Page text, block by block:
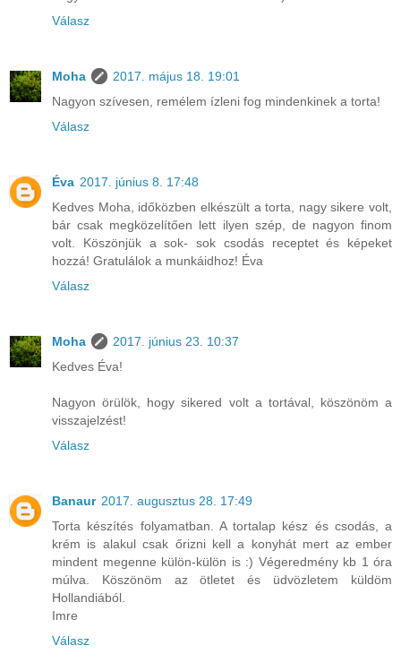
Válasz
Moha
2017. május 18. 19:01
Nagyon szívesen, remélem ízleni fog mindenkinek a torta!
Válasz
Éva 2017. június 8. 17:48
Kedves Moha, időközben elkészült a torta, nagy sikere volt,
bár csak megközelítően lett ilyen szép, de nagyon finom
volt. Köszönjük a sok- sok csodás receptet és képeket
hozzá! Gratulálok a munkáidhoz! Éva
Válasz
Moha
2017. június 23. 10:37
Kedves Éva!
Nagyon örülök, hogy sikered volt a tortával, köszönöm a
visszajelzést!
Válasz
Banaur 2017. augusztus 28. 17:49
Torta készítés folyamatban. A tortalap kész és csodás, a
krém is alakul csak őrizni kell a konyhát mert az ember
mindent megenne külön-külön is :) Végeredmény kb 1 óra
múlva. Köszönöm az ötletet és üdvözletem küldöm
Hollandiából.
Imre
Válasz